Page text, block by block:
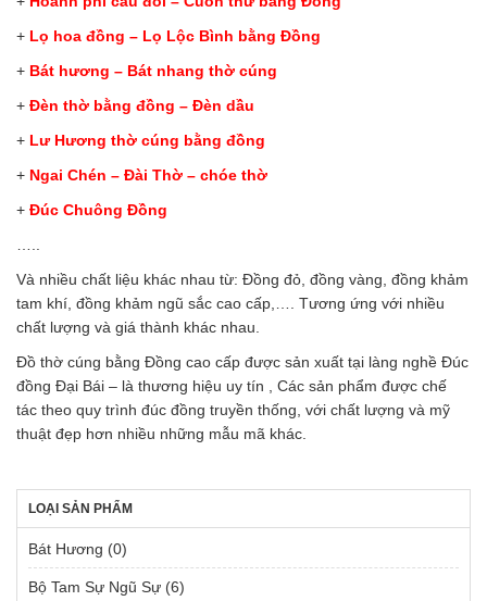
+ Lọ hoa đồng – Lọ Lộc Bình bằng Đồng
+ Bát hương – Bát nhang thờ cúng
+ Đèn thờ bằng đồng – Đèn dầu
+ Lư Hương thờ cúng bằng đồng
+ Ngai Chén – Đài Thờ – chóe thờ
+ Đúc Chuông Đồng
Và nhiều chất liệu khác nhau từ: Đồng đỏ, đồng vàng, đồng khảm
tam khí, đồng khảm ngũ sắc cao cấp,…. Tương ứng với nhiều
chất lượng và giá thành khác nhau.
Đồ thờ cúng bằng Đồng cao cấp được sản xuất tại làng nghề Đúc
đồng Đại Bái – là thương hiệu uy tín , Các sản phẩm được chế
tác theo quy trình đúc đồng truyền thống, với chất lượng và mỹ
thuật đẹp hơn nhiều những mẫu mã khác.
LOẠI SẢN PHẨM
Bát Hương (0)
Bộ Tam Sự Ngũ Sự (6)